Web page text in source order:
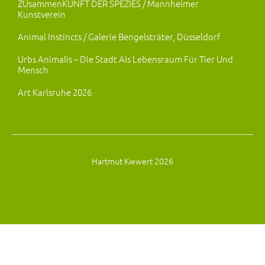
ZUsammenKUNFT DER SPEZIES / Mannheimer
Kunstverein
Animal Instincts / Galerie Bengelsträter, Düsseldorf
Urbs Animalis – Die Stadt Als Lebensraum Für Tier Und
Mensch
Art Karlsruhe 2026
Hartmut Kiewert 2026